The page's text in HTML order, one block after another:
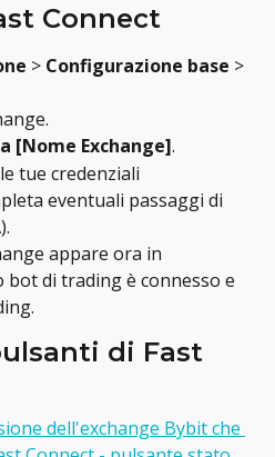
Connect
> Configurazione base >
[Nome Exchange].
tue credenziali
eventuali passaggi di
appare ora in
di trading è connesso e
di Fast